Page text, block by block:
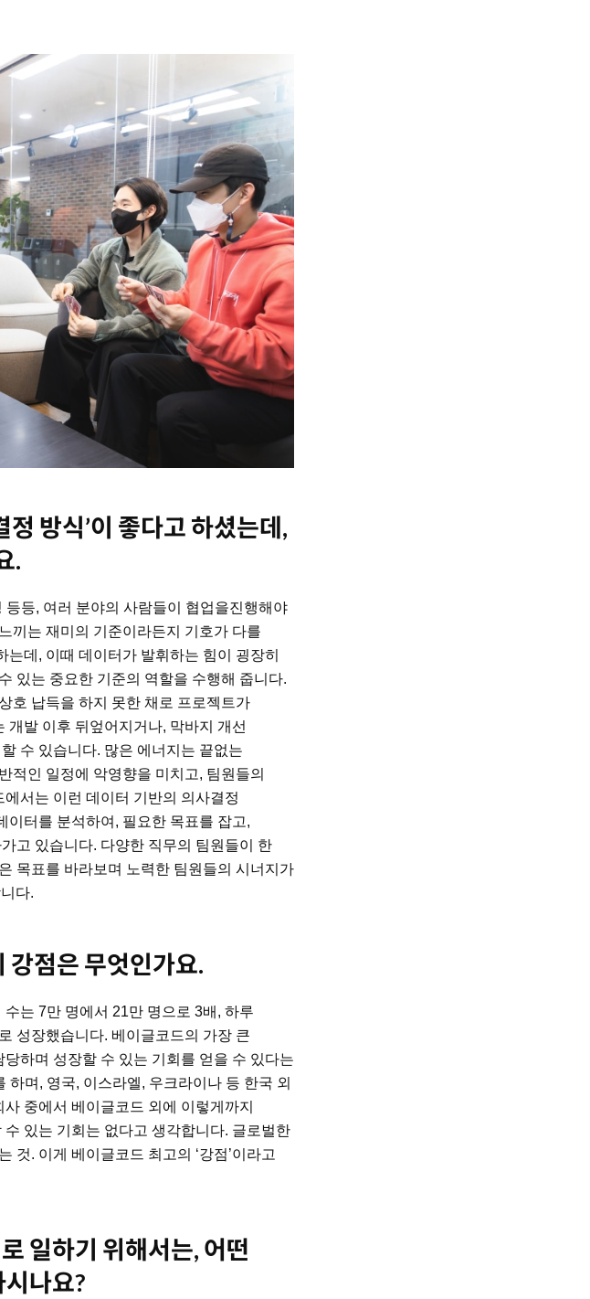
방식’이 좋다고 하셨는데,
.
등, 여러 분야의 사람들이 협업을진행해야
끼는 재미의 기준이라든지 기호가 다를
데, 이때 데이터가 발휘하는 힘이 굉장히
있는 중요한 기준의 역할을 수행해 줍니다.
호 납득을 하지 못한 채로 프로젝트가
발 이후 뒤엎어지거나, 막바지 개선
수 있습니다. 많은 에너지는 끝없는
적인 일정에 악영향을 미치고, 팀원들의
서는 이런 데이터 기반의 의사결정
이터를 분석하여, 필요한 목표를 잡고,
고 있습니다. 다양한 직무의 팀원들이 한
목표를 바라보며 노력한 팀원들의 시너지가
다.
강점은 무엇인가요.
는 7만 명에서 21만 명으로 3배, 하루
성장했습니다. 베이글코드의 가장 큰
하며 성장할 수 있는 기회를 얻을 수 있다는
며, 영국, 이스라엘, 우크라이나 등 한국 외
중에서 베이글코드 외에 이렇게까지
있는 기회는 없다고 생각합니다. 글로벌한
것. 이게 베이글코드 최고의 ‘강점’이라고
일하기 위해서는, 어떤
나요?